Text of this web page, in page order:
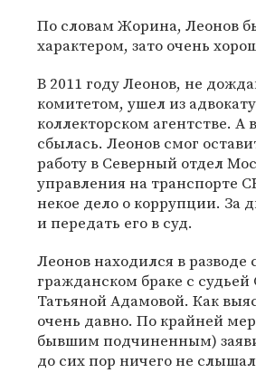
По словам Жорина, Леонов
характером, зато очень
В 2011 году Леонов, не
комитетом, ушел из
коллекторском агентстве. А
сбылась. Леонов смог
работу в Северный отдел
управления на транспорте
некое дело о коррупции. За
и передать его в суд.
Леонов находился в
гражданском браке с
Татьяной Адамовой. Как
очень давно. По крайней
бывшим подчиненным)
до сих пор ничего не